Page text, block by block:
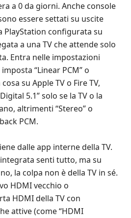
a 0 da giorni. Anche console
essere settati su uscite
PlayStation configurata su
a una TV che attende solo
Entra nelle impostazioni
“Linear PCM” o
su Apple TV o Fire TV,
5.1” solo se la TV o la
altrimenti “Stereo” o
PCM.
dalle app interne della TV.
integrata senti tutto, ma su
la colpa non è della TV in sé.
HDMI vecchio o
HDMI della TV con
attive (come “HDMI